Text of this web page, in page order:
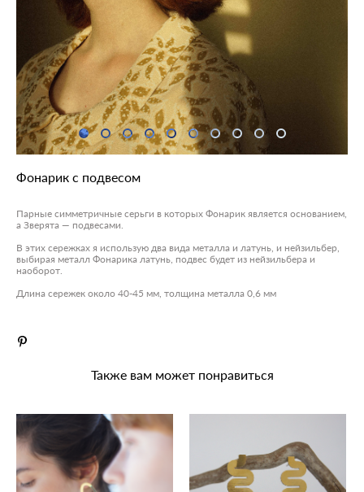
Фонарик с подвесом
Парные симметричные серьги в которых Фонарик является основанием,
а Зверята — подвесами.
В этих сережках я использую два вида металла и латунь, и нейзильбер,
выбирая металл Фонарика латунь, подвес будет из нейзильбера и
наоборот.
Длина сережек около 40-45 мм, толщина металла 0,6 мм
Также вам может понравиться